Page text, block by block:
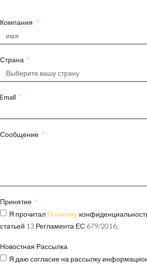
Компания
Страна
Email
Сообщение
Принятие
Я прочитал Политику
статьей 13 Регламента ЕС 679/2016.
Новостная Рассылка
Я даю согласие на рассылку